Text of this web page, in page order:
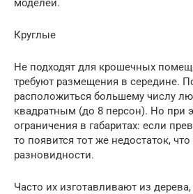
моделей.
Круглые
Не подходят для крошечных
требуют размещения в середине.
расположиться большему числу
квадратным (до 8 персон). Но при
ограничения в габаритах: если
то появится тот же недостаток,
разновидности.
Часто их изготавливают из дерева,